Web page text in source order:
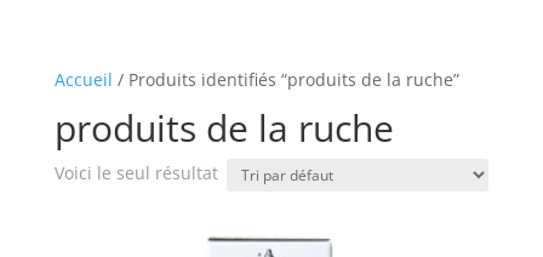
Accueil / Produits identifiés “produits de la ruche”
produits de la ruche
Voici le seul résultat